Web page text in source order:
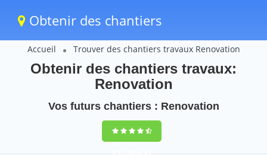
Obtenir des chantiers
Accueil Trouver des chantiers travaux Renovation
Obtenir des chantiers travaux:
Renovation
Vos futurs chantiers : Renovation
9,5(100%)61